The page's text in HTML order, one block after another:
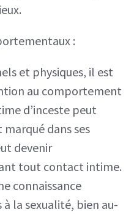
:
et physiques, il est
au comportement
d’inceste peut
dans ses
devenir
tout contact intime.
connaissance
la sexualité, bien au-